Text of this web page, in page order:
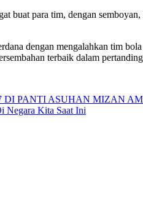
buat para tim, dengan
dengan mengalahkan tim
terbaik dalam
PANTI ASUHAN MIZAN
Negara Kita Saat Ini